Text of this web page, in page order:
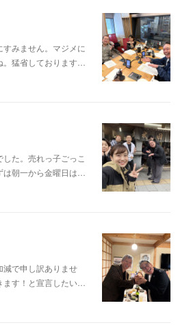
みません。マジメに
猛省しております…
た。売れっ子ごっこ
朝一から金曜日は…
減で申し訳ありませ
す！と宣言したい…